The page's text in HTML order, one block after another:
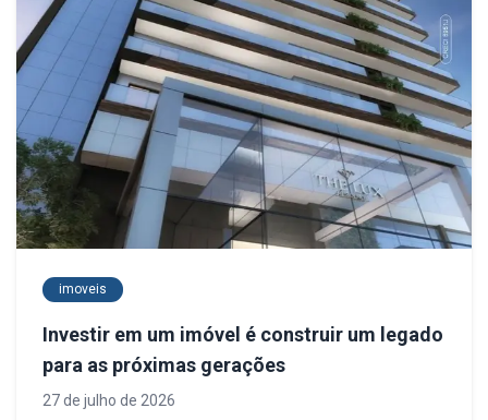
imoveis
Investir em um imóvel é construir um legado
para as próximas gerações
27 de julho de 2026